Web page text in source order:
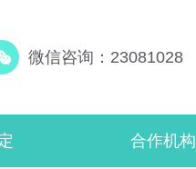
微信咨询：23081028
合作机构